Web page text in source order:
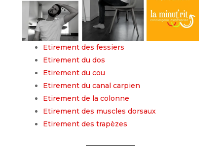
Etirement des fessiers
Etirement du dos
Etirement du cou
Etirement du canal carpien
Etirement de la colonne
Etirement des muscles dorsaux
Etirement des trapèzes